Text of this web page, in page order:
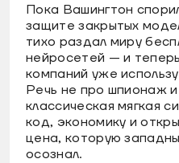
Пока Вашингтон
защите закрытых
тихо раздал миру
нейросетей — и
компаний уже
Речь не про шпионаж
классическая мягкая
код, экономику и
цена, которую
осознал.